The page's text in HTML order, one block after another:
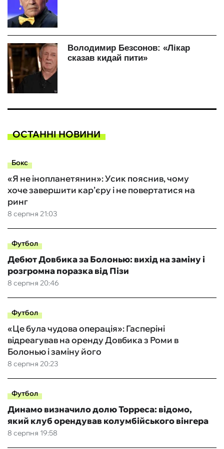
ОСТАННІ НОВИНИ
Бокс
8 серпня 21:03
«Я не інопланетянин»: Усик пояснив, чому
хоче завершити кар’єру і не повертатися на
ринг
Футбол
8 серпня 20:46
Дебют Довбика за Болонью: вихід на заміну і
розгромна поразка від Пізи
Футбол
8 серпня 20:23
«Це була чудова операція»: Гасперіні
відреагував на оренду Довбика з Роми в
Болонью і заміну його
Футбол
8 серпня 19:58
Динамо визначило долю Торреса: відомо,
який клуб орендував колумбійського вінгера